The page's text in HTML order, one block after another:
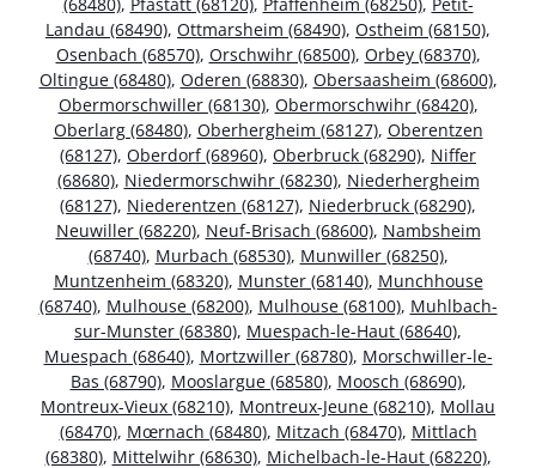
Landau (68490), Ottmarsheim (68490), Ostheim (68150),
Osenbach (68570), Orschwihr (68500), Orbey (68370),
Oltingue (68480), Oderen (68830), Obersaasheim (68600),
Obermorschwiller (68130), Obermorschwihr (68420),
Oberlarg (68480), Oberhergheim (68127), Oberentzen
(68127), Oberdorf (68960), Oberbruck (68290), Niffer
(68680), Niedermorschwihr (68230), Niederhergheim
(68127), Niederentzen (68127), Niederbruck (68290),
Neuwiller (68220), Neuf-Brisach (68600), Nambsheim
(68740), Murbach (68530), Munwiller (68250),
Muntzenheim (68320), Munster (68140), Munchhouse
(68740), Mulhouse (68200), Mulhouse (68100), Muhlbach-
sur-Munster (68380), Muespach-le-Haut (68640),
Muespach (68640), Mortzwiller (68780), Morschwiller-le-
Bas (68790), Mooslargue (68580), Moosch (68690),
Montreux-Vieux (68210), Montreux-Jeune (68210), Mollau
(68470), Mœrnach (68480), Mitzach (68470), Mittlach
(68380), Mittelwihr (68630), Michelbach-le-Haut (68220),